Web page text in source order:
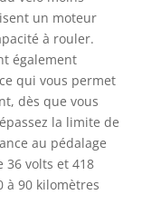
un moteur
à rouler.
également
qui vous permet
dès que vous
la limite de
au pédalage
36 volts et 418
à 90 kilomètres